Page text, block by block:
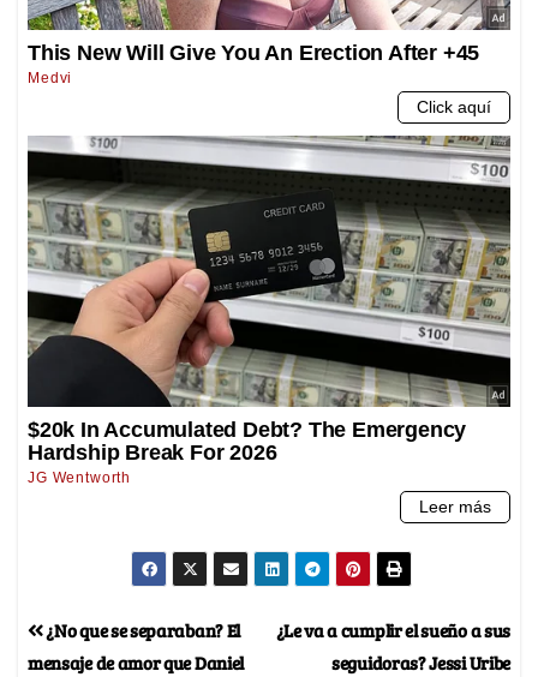
¿Le va a cumplir el sueño a sus
seguidoras? Jessi Uribe
¿No que se separaban? El
mensaje de amor que Daniel